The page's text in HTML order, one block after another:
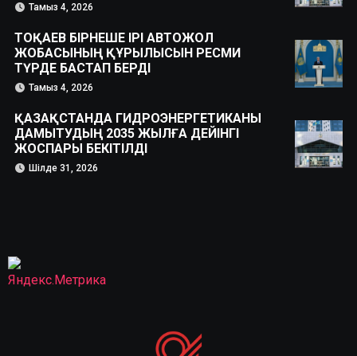
Тамыз 4, 2026
ТОҚАЕВ БІРНЕШЕ ІРІ АВТОЖОЛ
ЖОБАСЫНЫҢ ҚҰРЫЛЫСЫН РЕСМИ
ТҮРДЕ БАСТАП БЕРДІ
Тамыз 4, 2026
ҚАЗАҚСТАНДА ГИДРОЭНЕРГЕТИКАНЫ
ДАМЫТУДЫҢ 2035 ЖЫЛҒА ДЕЙІНГІ
ЖОСПАРЫ БЕКІТІЛДІ
Шілде 31, 2026